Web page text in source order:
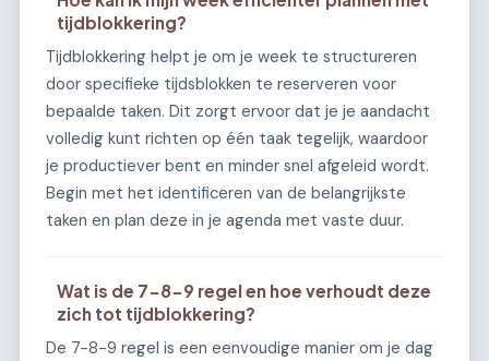
tijdblokkering?
Tijdblokkering helpt je om je week te structureren
door specifieke tijdsblokken te reserveren voor
bepaalde taken. Dit zorgt ervoor dat je je aandacht
volledig kunt richten op één taak tegelijk, waardoor
je productiever bent en minder snel afgeleid wordt.
Begin met het identificeren van de belangrijkste
taken en plan deze in je agenda met vaste duur.
Wat is de 7-8-9 regel en hoe verhoudt deze
zich tot tijdblokkering?
De 7-8-9 regel is een eenvoudige manier om je dag